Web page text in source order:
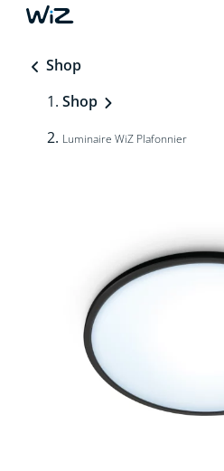
Shop
Shop
Luminaire WiZ Plafonnier